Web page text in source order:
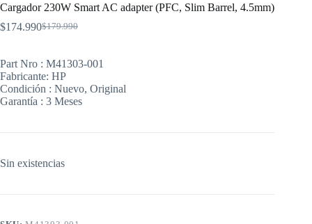
Cargador 230W Smart AC adapter (PFC, Slim Barrel, 4.5mm)
$179.990
El
original
era:
$179.990.
$174.990El
actual
es:
$174.990.
Part Nro : M41303-001
Fabricante: HP
Condición : Nuevo, Original
Garantía : 3 Meses
Sin existencias